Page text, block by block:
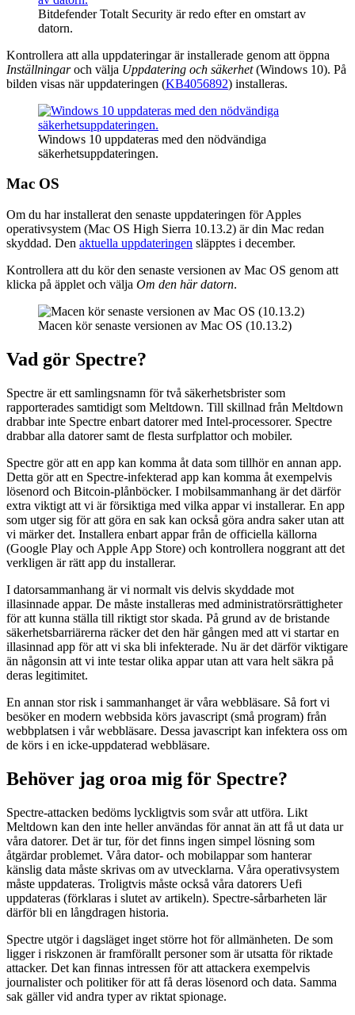
Bitdefender Totalt Security är redo efter en omstart av
datorn.
Kontrollera att alla uppdateringar är installerade genom att öppna
Inställningaroch välja Uppdatering och säkerhet(Windows 10). På
bilden visas när uppdateringen (KB4056892) installeras.
Windows 10 uppdateras med den nödvändiga
säkerhetsuppdateringen.
Mac OS
Om du har installerat den senaste uppdateringen för Apples
operativsystem (Mac OS High Sierra 10.13.2) är din Mac redan
skyddad. Den aktuella uppdateringen släpptes i december.
Kontrollera att du kör den senaste versionen av Mac OS genom att
klicka på äpplet och välja Om den här datorn.
Macen kör senaste versionen av Mac OS (10.13.2)
Vad gör Spectre?
Spectre är ett samlingsnamn för två säkerhetsbrister som
rapporterades samtidigt som Meltdown. Till skillnad från Meltdown
drabbar inte Spectre enbart datorer med Intel-processorer. Spectre
drabbar alla datorer samt de flesta surfplattor och mobiler.
Spectre gör att en app kan komma åt data som tillhör en annan app.
Detta gör att en Spectre-infekterad app kan komma åt exempelvis
lösenord och Bitcoin-plånböcker. I mobilsammanhang är det därför
extra viktigt att vi är försiktiga med vilka appar vi installerar. En app
som utger sig för att göra en sak kan också göra andra saker utan att
vi märker det. Installera enbart appar från de officiella källorna
(Google Play och Apple App Store) och kontrollera noggrant att det
verkligen är rätt app du installerar.
I datorsammanhang är vi normalt vis delvis skyddade mot
illasinnade appar. De måste installeras med administratörsrättigheter
för att kunna ställa till riktigt stor skada. På grund av de bristande
säkerhetsbarriärerna räcker det den här gången med att vi startar en
illasinnad app för att vi ska bli infekterade. Nu är det därför viktigare
än någonsin att vi inte testar olika appar utan att vara helt säkra på
deras legitimitet.
En annan stor risk i sammanhanget är våra webbläsare. Så fort vi
besöker en modern webbsida körs javascript (små program) från
webbplatsen i vår webbläsare. Dessa javascript kan infektera oss om
de körs i en icke-uppdaterad webbläsare.
Behöver jag oroa mig för Spectre?
Spectre-attacken bedöms lyckligtvis som svår att utföra. Likt
Meltdown kan den inte heller användas för annat än att få ut data ur
våra datorer. Det är tur, för det finns ingen simpel lösning som
åtgärdar problemet. Våra dator- och mobilappar som hanterar
känslig data måste skrivas om av utvecklarna. Våra operativsystem
måste uppdateras. Troligtvis måste också våra datorers Uefi
uppdateras (förklaras i slutet av artikeln). Spectre-sårbarheten lär
därför bli en långdragen historia.
Spectre utgör i dagsläget inget större hot för allmänheten. De som
ligger i riskzonen är framförallt personer som är utsatta för riktade
attacker. Det kan finnas intressen för att attackera exempelvis
journalister och politiker för att få deras lösenord och data. Samma
sak gäller vid andra typer av riktat spionage.